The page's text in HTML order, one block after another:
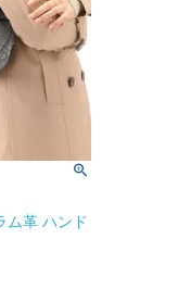
ム革 ハンド